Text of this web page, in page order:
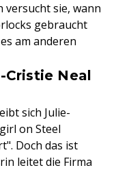
versucht sie, wann
gebraucht
am anderen
Cristie Neal
sich Julie-
on Steel
Doch das ist
leitet die Firma